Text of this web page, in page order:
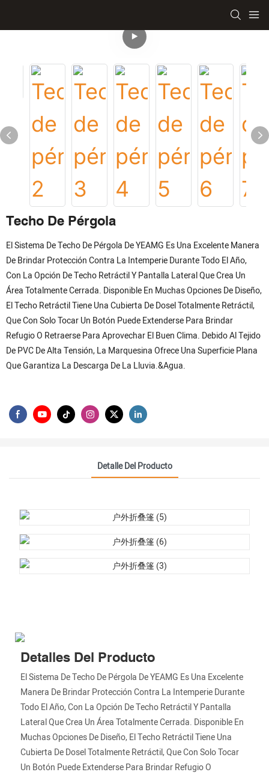
Techo De Pérgola
El Sistema De Techo De Pérgola De YEAMG Es Una Excelente Manera
De Brindar Protección Contra La Intemperie Durante Todo El Año,
Con La Opción De Techo Retráctil Y Pantalla Lateral Que Crea Un
Área Totalmente Cerrada. Disponible En Muchas Opciones De Diseño,
El Techo Retráctil Tiene Una Cubierta De Dosel Totalmente Retráctil,
Que Con Solo Tocar Un Botón Puede Extenderse Para Brindar
Refugio O Retraerse Para Aprovechar El Buen Clima. Debido Al Tejido
De PVC De Alta Tensión, La Marquesina Ofrece Una Superficie Plana
Que Garantiza La Descarga De La Lluvia.&Agua.
Detalle Del Producto
Detalles Del Producto
El Sistema De Techo De Pérgola De YEAMG Es Una Excelente
Manera De Brindar Protección Contra La Intemperie Durante
Todo El Año, Con La Opción De Techo Retráctil Y Pantalla
Lateral Que Crea Un Área Totalmente Cerrada. Disponible En
Muchas Opciones De Diseño, El Techo Retráctil Tiene Una
Cubierta De Dosel Totalmente Retráctil, Que Con Solo Tocar
Un Botón Puede Extenderse Para Brindar Refugio O